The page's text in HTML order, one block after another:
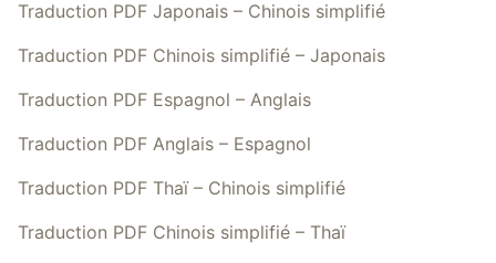
Traduction PDF Japonais – Chinois simplifié
Traduction PDF Chinois simplifié – Japonais
Traduction PDF Espagnol – Anglais
Traduction PDF Anglais – Espagnol
Traduction PDF Thaï – Chinois simplifié
Traduction PDF Chinois simplifié – Thaï